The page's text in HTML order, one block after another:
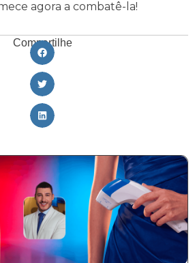
agora a combatê-la!
Compartilhe